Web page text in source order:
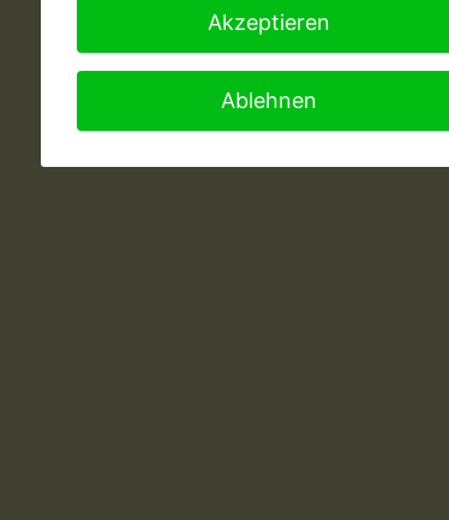
Akzeptieren
Ablehnen